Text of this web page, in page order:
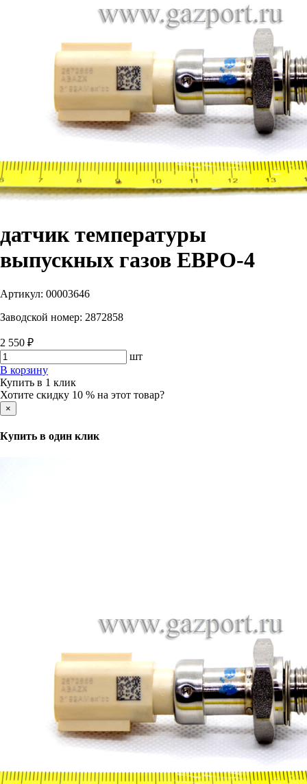
датчик температуры
выпускных газов ЕВРО-4
Артикул: 00003646
Заводской номер: 2872858
2 550 ₽
шт
В корзину
Купить в 1 клик
Хотите скидку 10 % на этот товар?
×
Купить в один клик